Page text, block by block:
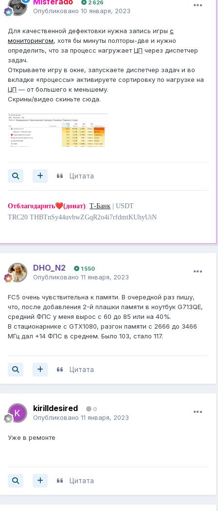
2 626
Опубликовано 10 января, 2023
Для качественной дефектовки нужна запись игры с
мониторингом, хотя бы минуты полторы-две и нужно
определить, что за процесс нагружаетЦП через диспетчер
задач.
Открываете игру в окне, запускаете диспетчер задач и во
вкладке «процессы» активируете сортировку по нагрузке на
ЦП — от большего к меньшему.
Скрины/видео скиньте сюда.
Цитата
Отблагодарить❤️(донат): Т-Банк | USDT
TRC20 THBTnSy44uvbwZGqR2o4i7rfdmtKUhyUiN
DHO_N2 1 550
Опубликовано 11 января, 2023
FC5 очень чувствительна к памяти. В очередной раз пишу,
что, после добавления 2-й плашки памяти в ноутбук G713QE,
средний ФПС у меня вырос с 60 до 85 или на 40%.
В стационарнике с GTX1080, разгон памяти с 2666 до 3466
МГц дал +14 ФПС в среднем. Было 103, стало 117.
Цитата
kirilldesired 0
Опубликовано 11 января, 2023
Уже в ремонте
Цитата